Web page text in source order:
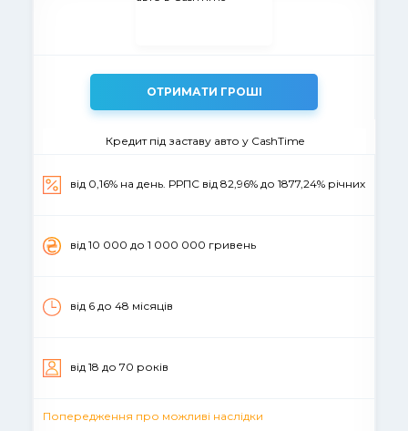
ОТРИМАТИ ГРОШІ
Кредит під заставу авто у CashTime
від 0,16% на день. РРПС від 82,96% до 1877,24% річних
вiд 10 000 до 1 000 000 гривень
від 6 до 48 місяців
вiд 18 до 70 рокiв
Попередження про можливі наслідки